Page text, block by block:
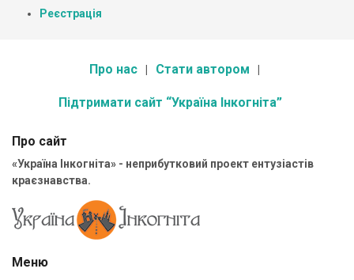
Реєстрація
Про нас Стати автором
Підтримати сайт “Україна Інкогніта”
Про сайт
«Україна Інкогніта» - неприбутковий проект ентузіастів
краєзнавства.
Меню